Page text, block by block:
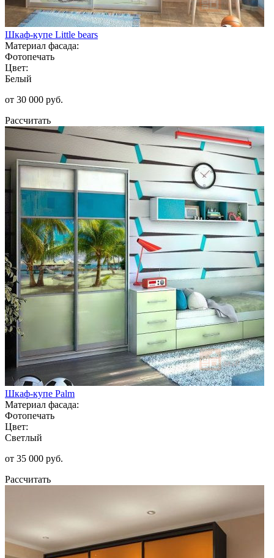
Шкаф-купе Little bears
Материал фасада:
Фотопечать
Цвет:
Белый
от 30 000 руб.
Рассчитать
Шкаф-купе Palm
Материал фасада:
Фотопечать
Цвет:
Светлый
от 35 000 руб.
Рассчитать